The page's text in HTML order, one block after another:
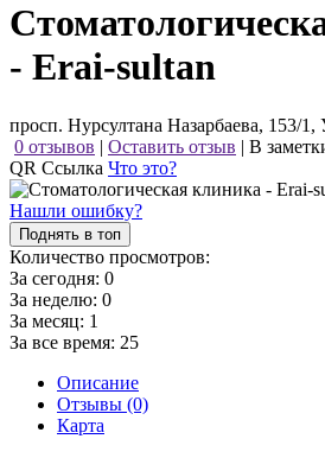
- Erai-sultan
просп. Нурсултана Назарбаева, 153/1,
0 отзывов | Оставить отзыв | В
QR Ссылка Что это?
Нашли ошибку?
Поднять в топ
Количество просмотров:
За сегодня: 0
За неделю: 0
За месяц: 1
За все время: 25
Описание
Отзывы (0)
Карта